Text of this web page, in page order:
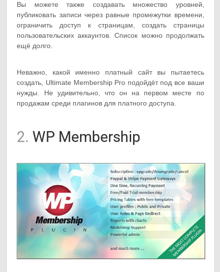
Вы можете также создавать множество уровней,
публиковать записи через равные промежутки времени,
ограничить доступ к страницам, создать страницы
пользовательских аккаунтов. Список можно продолжать
ещё долго.
Неважно, какой именно платный сайт вы пытаетесь
создать, Ultimate Membership Pro подойдёт под все ваши
нужды. Не удивительно, что он на первом месте по
продажам среди плагинов для платного доступа.
2. WP Membership